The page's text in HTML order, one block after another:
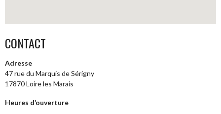
CONTACT
Adresse
47 rue du Marquis de Sérigny
17870 Loire les Marais
Heures d’ouverture